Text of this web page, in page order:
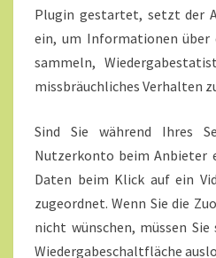
Plugin gestartet, setzt der
ein, um Informationen über
sammeln,
missbräuchliches Verhalten
Sind Sie während Ihres
Nutzerkonto beim Anbieter
Daten beim Klick auf ein
zugeordnet. Wenn Sie die
nicht wünschen, müssen
Wiedergabeschaltfläche